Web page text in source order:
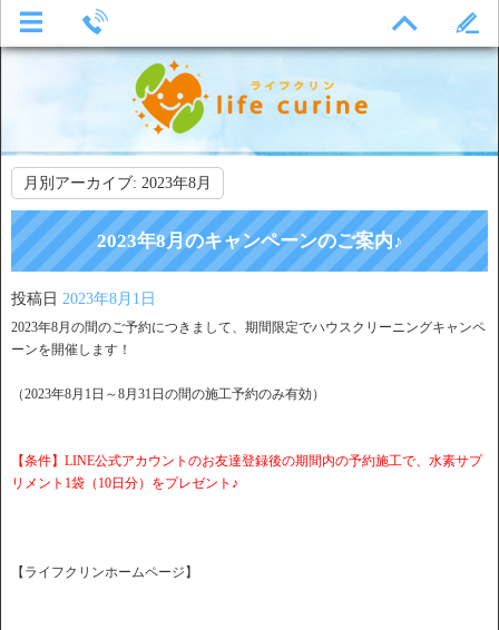
月別アーカイブ: 2023年8月
2023年8月のキャンペーンのご案内♪
投稿日 2023年8月1日
2023年8月の間のご予約につきまして、期間限定でハウスクリーニングキャンペ
ーンを開催します！
（2023年8月1日～8月31日の間の施工予約のみ有効）
【条件】LINE公式アカウントのお友達登録後の期間内の予約施工で、水素サプ
リメント1袋（10日分）をプレゼント♪
【ライフクリンホームページ】